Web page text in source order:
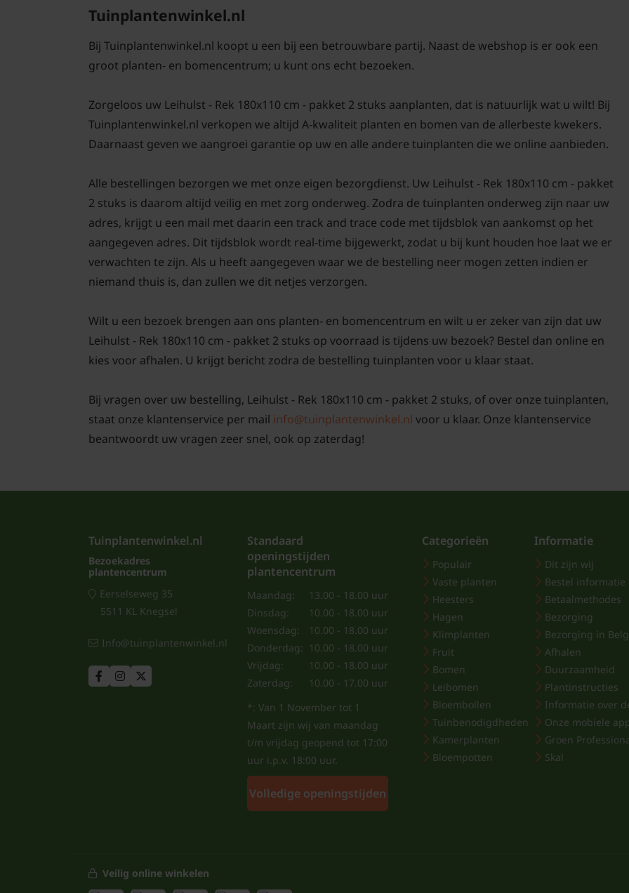
Voor een optimale
goed kunnen
maar ook niet volledig
ideaal om deze
boom na het
maanden, zodat hij
in de tuin. Zo zorg je
ontwikkelt en
tuin blijft.
De Leihulst is een
zijn recht komt.
deze boom ideaal als
maar ook als haag of
niet alleen voor een
past zich moeiteloos
Standplaats
Leihulst staat graag
voorkeur een
Ook in lichte
bezetting bij
Leihulst heeft geen
elke grondsoort,
humusrijke,
optimale groei en
geleverd is en vul
Tuinplantenwinkel.nl
Bij Tuinplantenwinkel.nl koopt u een bij een betrouwbare partij. Naast de webshop is er ook een
groot planten- en bomencentrum; u kunt ons echt bezoeken.
Zorgeloos uw Leihulst - Rek 180x110 cm - pakket 2 stuks aanplanten, dat is natuurlijk wat u wilt! Bij
Tuinplantenwinkel.nl verkopen we altijd A-kwaliteit planten en bomen van de allerbeste kwekers.
Daarnaast geven we aangroei garantie op uw en alle andere tuinplanten die we online aanbieden.
Alle bestellingen bezorgen we met onze eigen bezorgdienst. Uw Leihulst - Rek 180x110 cm - pakket
2 stuks is daarom altijd veilig en met zorg onderweg. Zodra de tuinplanten onderweg zijn naar uw
adres, krijgt u een mail met daarin een track and trace code met tijdsblok van aankomst op het
aangegeven adres. Dit tijdsblok wordt real-time bijgewerkt, zodat u bij kunt houden hoe laat we er
verwachten te zijn. Als u heeft aangegeven waar we de bestelling neer mogen zetten indien er
niemand thuis is, dan zullen we dit netjes verzorgen.
Wilt u een bezoek brengen aan ons planten- en bomencentrum en wilt u er zeker van zijn dat uw
Leihulst - Rek 180x110 cm - pakket 2 stuks op voorraad is tijdens uw bezoek? Bestel dan online en
kies voor afhalen. U krijgt bericht zodra de bestelling tuinplanten voor u klaar staat.
Bij vragen over uw bestelling, Leihulst - Rek 180x110 cm - pakket 2 stuks, of over onze tuinplanten,
staat onze klantenservice per mail info@tuinplantenwinkel.nl voor u klaar. Onze klantenservice
beantwoordt uw vragen zeer snel, ook op zaterdag!
Tuinplantenwinkel.nl
Bezoekadres
plantencentrum
Eerselseweg 35
5511 KL Knegsel
Info@tuinplantenwinkel.nl
Standaard
openingstijden
plantencentrum
Maandag:
13.00 - 18.00 uur
Dinsdag:
10.00 - 18.00 uur
Woensdag:
10.00 - 18.00 uur
Donderdag: 10.00 - 18.00 uur
Vrijdag:
10.00 - 18.00 uur
Zaterdag:
10.00 - 17.00 uur
*: Van 1 November tot 1
Maart zijn wij van maandag
t/m vrijdag geopend tot 17:00
uur i.p.v. 18:00 uur.
Volledige openingstijden
Categorieën
Populair
Vaste planten
Heesters
Hagen
Klimplanten
Fruit
Bomen
Leibomen
Bloembollen
Tuinbenodigdheden
Kamerplanten
Bloempotten
Informatie
Dit zijn wij
Bestel informatie
Betaalmethodes
Bezorging
Bezorging in
Afhalen
Duurzaamheid
Plantinstructies
Informatie over
Onze mobiele
Groen
Skal
Veilig online winkelen